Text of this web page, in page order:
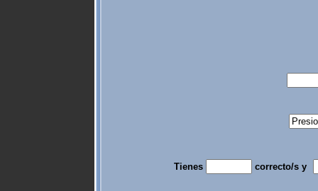
Tienes correcto/s y